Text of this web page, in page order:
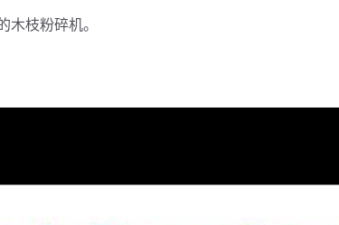
枝粉碎机。